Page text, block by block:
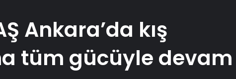
Ankara’da kış
tüm gücüyle devam